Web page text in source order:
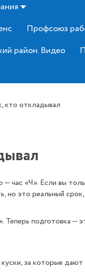
Профсоюз
район. Видео
кто откладывал
час «Ч». Если вы
но это реальный
подготовка —
за которые дают